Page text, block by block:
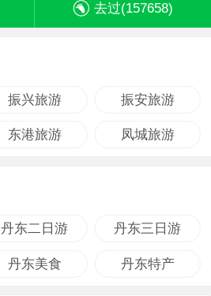
去过(157658)
振兴旅游 振安旅游
东港旅游 凤城旅游
丹东二日游 丹东三日游
丹东美食 丹东特产